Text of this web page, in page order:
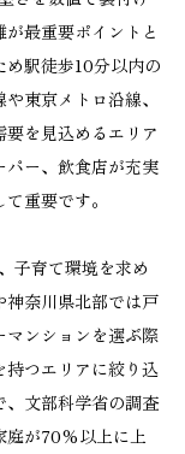
最重要ポイントと
め駅徒歩10分以内の
東京メトロ沿線、
を見込めるエリア
パー、飲食店が充実
重要です。
子育て環境を求め
神奈川県北部では戸
ンションを選ぶ際
持つエリアに絞り込
、文部科学省の調査
庭が70%以上に上